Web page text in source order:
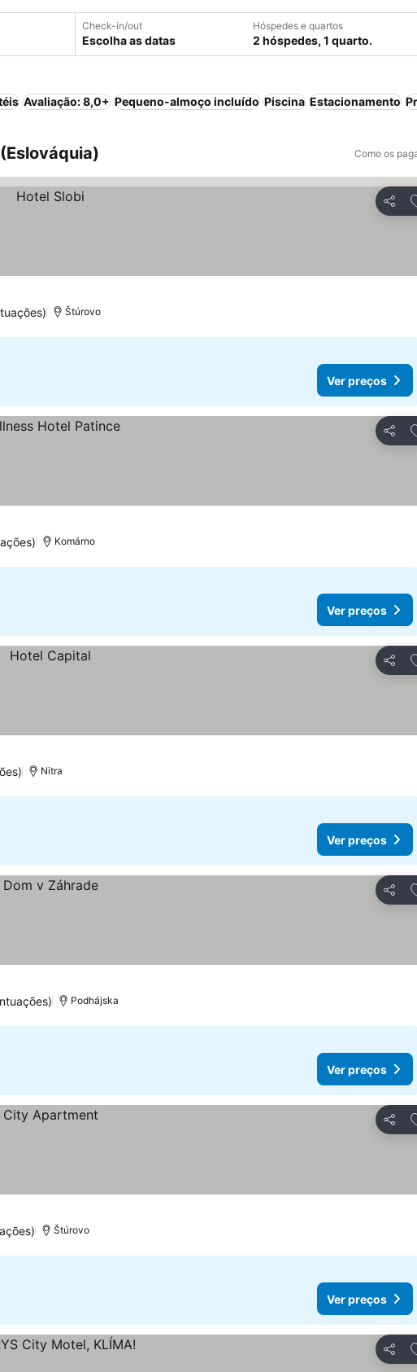
Check-in/out
Escolha as datas
Hóspedes e quartos
2 hóspedes, 1 quarto.
Avaliação: 8,0+ Pequeno-almoço incluído Piscina Estacionamento
Como os
Štúrovo
Ver preços
Komárno
Ver preços
Nitra
Ver preços
Podhájska
Ver preços
Štúrovo
Ver preços